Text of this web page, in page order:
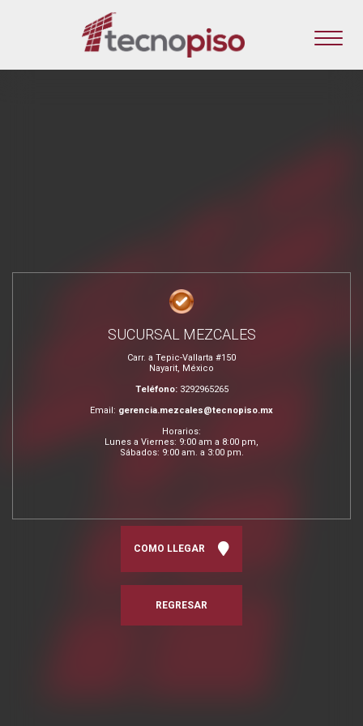
SUCURSAL MEZCALES
Carr. a Tepic-Vallarta #150
Nayarit, México
Teléfono: 3292965265
Email: gerencia.mezcales@tecnopiso.mx
Horarios:
Lunes a Viernes: 9:00 am a 8:00 pm,
Sábados: 9:00 am. a 3:00 pm.
COMO LLEGAR
REGRESAR